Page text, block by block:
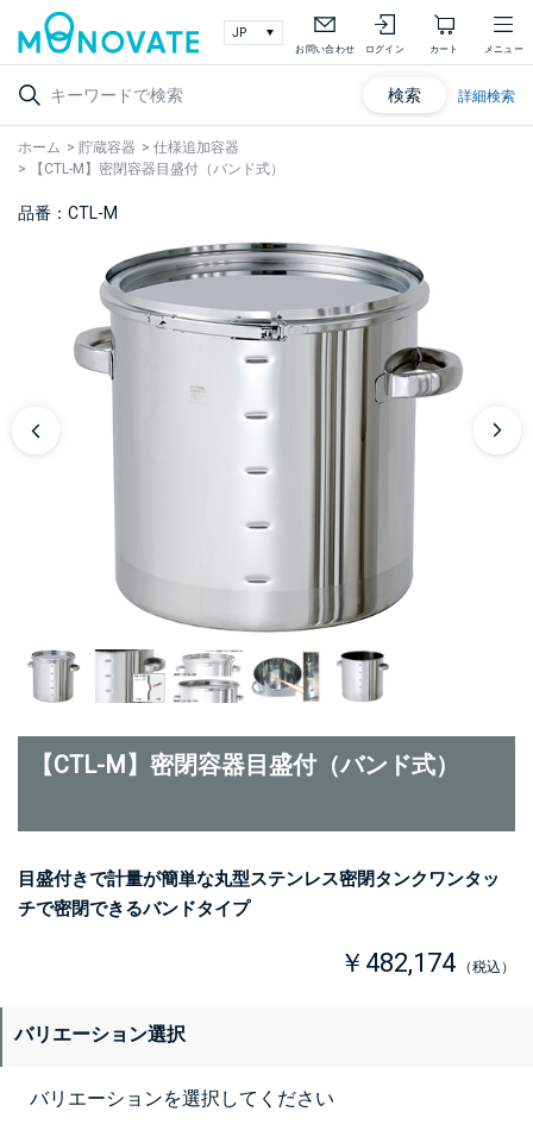
お問い合わせ ログイン カート メニュー
検索 詳細検索
ホーム > 貯蔵容器 > 仕様追加容器
>
【CTL-M】密閉容器目盛付（バンド式）
品番：CTL-M
【CTL-M】密閉容器目盛付（バンド式）
目盛付きで計量が簡単な丸型ステンレス密閉タンクワンタッ
チで密閉できるバンドタイプ
￥482,174 （税込）
バリエーション選択
バリエーションを選択してください